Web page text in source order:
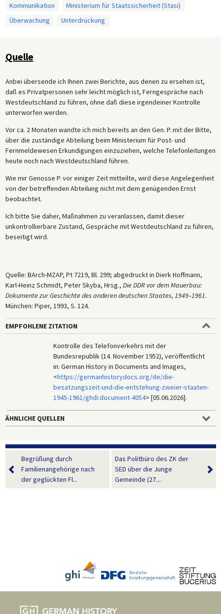
Kommunikation
Ministerium für Staatssicherheit (Stasi)
Überwachung
Unterdrückung
Quelle
Anbei übersende ich Ihnen zwei Berichte, aus denen zu ersehen ist,
daß es Privatpersonen sehr leicht möglich ist, Ferngespräche nach
Westdeutschland zu führen, ohne daß diese irgendeiner Kontrolle
unterworfen werden.
Vor ca. 2 Monaten wandte ich mich bereits an den Gen. P. mit der Bitte,
über die zuständige Abteilung beim Ministerium für Post- und
Fernmeldewesen Erkundigungen einzuziehen, welche Telefonleitungen
heute noch nach Westdeutschland führen.
Wie mir Genosse P. vor einiger Zeit mitteilte, wird diese Angelegenheit
von der betreffenden Abteilung nicht mit dem genügenden Ernst
beobachtet.
Ich bitte Sie daher, Maßnahmen zu veranlassen, damit dieser
unkontrollierbare Zustand, Gespräche mit Westdeutschland zu führen,
beseitigt wird.
Quelle: BArch-MZAP, Pt 7219, Bl. 299; abgedruckt in Dierk Hoffmann,
Karl-Heinz Schmidt, Peter Skyba, Hrsg., Die DDR vor dem Mauerbau:
Dokumente zur Geschichte des anderen deutschen Staates, 1949–1961.
München: Piper, 1993, S. 124.
EMPFOHLENE ZITATION
Kontrolle des Telefonverkehrs mit der
Bundesrepublik (14. November 1952), veröffentlicht
in: German History in Documents and Images,
<https://germanhistorydocs.org/de/die-
besatzungszeit-und-die-entstehung-zweier-staaten-
1945-1961/ghdi:document-4054> [05.06.2026].
ÄHNLICHE QUELLEN
Begrüßung durch
Familienangehörige nach
der geglückten Fl...
Das Politbüro des ZK der
SED über die Junge
Gemeinde (27....